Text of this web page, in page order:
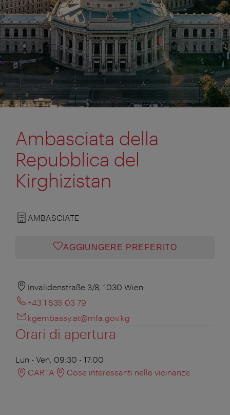
Ambasciata della
Repubblica del
Kirghizistan
AMBASCIATE
AGGIUNGERE PREFERITO
Invalidenstraße 3/8, 1030 Wien
+43 1 535 03 79
kgembassy.at@mfa.gov.kg
Orari di apertura
Lun - Ven, 09:30 - 17:00
CARTA
Cose interessanti nelle vicinanze